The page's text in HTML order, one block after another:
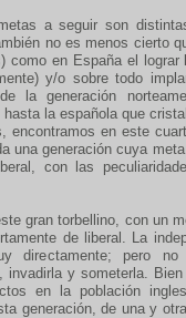
a seguir son
no es menos cierto
en España el lograr
y/o sobre todo
la generación
la española que
encontramos en este
una generación cuya
con las
gran torbellino, con un
de liberal. La
directamente; pero
invadirla y someterla.
en la población
generación, de una y